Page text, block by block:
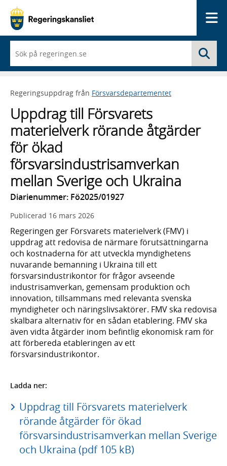
du
börjar
skriva
framträder
lista
med
sökförslag
Regeringsuppdrag från Försvarsdepartementet
Uppdrag till Försvarets
materielverk rörande åtgärder
för ökad
försvarsindustrisamverkan
mellan Sverige och Ukraina
Diarienummer: Fö2025/01927
Publicerad 16 mars 2026
Regeringen ger Försvarets materielverk (FMV) i
uppdrag att redovisa de närmare förutsättningarna
och kostnaderna för att utveckla myndighetens
nuvarande bemanning i Ukraina till ett
försvarsindustrikontor för frågor avseende
industrisamverkan, gemensam produktion och
innovation, tillsammans med relevanta svenska
myndigheter och näringslivsaktörer. FMV ska redovisa
skalbara alternativ för en sådan etablering. FMV ska
även vidta åtgärder inom befintlig ekonomisk ram för
att förbereda etableringen av ett
försvarsindustrikontor.
Ladda ner:
Uppdrag till Försvarets materielverk
rörande åtgärder för ökad
försvarsindustrisamverkan mellan Sverige
och Ukraina (pdf 105 kB)